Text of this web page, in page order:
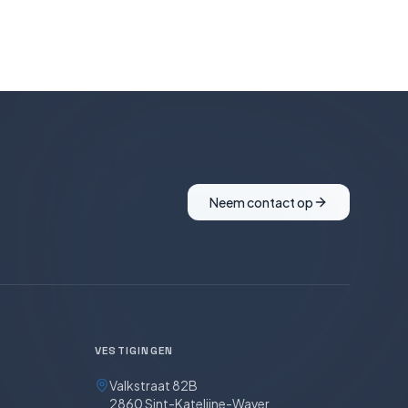
Neem contact op
VESTIGINGEN
Valkstraat 82B
2860 Sint-Katelijne-Waver